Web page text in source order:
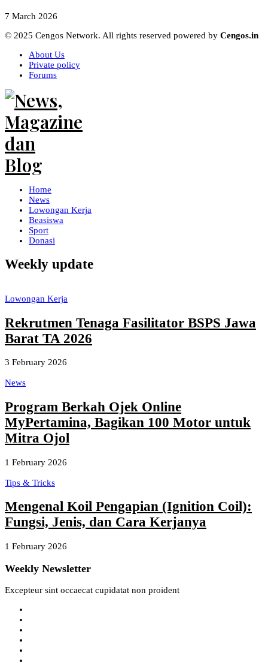
7 March 2026
© 2025 Cengos Network. All rights reserved powered by Cengos.in
About Us
Private policy
Forums
Home
News
Lowongan Kerja
Beasiswa
Sport
Donasi
Weekly update
Lowongan Kerja
Rekrutmen Tenaga Fasilitator BSPS Jawa
Barat TA 2026
3 February 2026
News
Program Berkah Ojek Online
MyPertamina, Bagikan 100 Motor untuk
Mitra Ojol
1 February 2026
Tips & Tricks
Mengenal Koil Pengapian (Ignition Coil):
Fungsi, Jenis, dan Cara Kerjanya
1 February 2026
Weekly Newsletter
Excepteur sint occaecat cupidatat non proident